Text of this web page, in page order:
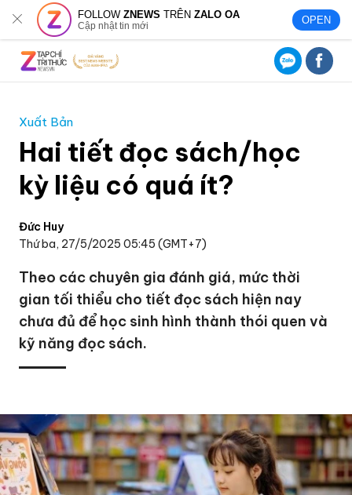
FOLLOWZNEWS TRÊNZALO OA
Cập nhật tin mới OPEN
Xuất Bản
Hai tiết đọc sách/học
kỳ liệu có quá ít?
Đức Huy
Thứ ba, 27/5/2025 05:45 (GMT+7)
Theo các chuyên gia đánh giá, mức thời
gian tối thiểu cho tiết đọc sách hiện nay
chưa đủ để học sinh hình thành thói quen và
kỹ năng đọc sách.